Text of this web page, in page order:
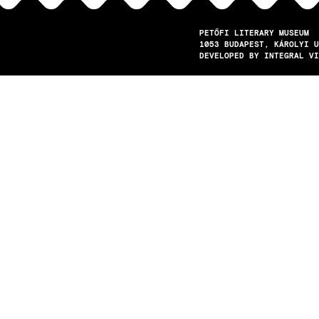
PETŐFI LITERARY MUSEUM
1053
BUDAPEST
KÁROLYI
DEVELOPED BY INTEGRAL